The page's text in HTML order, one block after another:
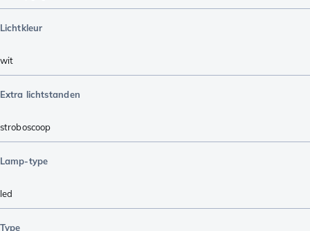
Lichtkleur
wit
Extra lichtstanden
stroboscoop
Lamp-type
led
Type